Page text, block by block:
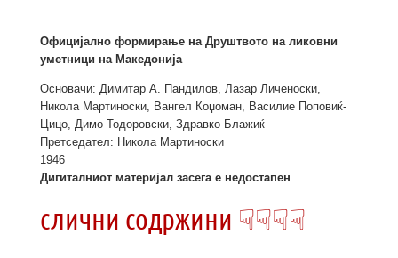
Официјално формирање на Друштвото на ликовни
уметници на Македонија
Основачи: Димитар А. Пандилов, Лазар Личеноски,
Никола Мартиноски, Вангел Коџоман, Василие Поповиќ-
Цицо, Димо Тодоровски, Здравко Блажиќ
Претседател: Никола Мартиноски
1946
Дигиталниот материјал засега е недостапен
слични содржини ☟☟☟☟